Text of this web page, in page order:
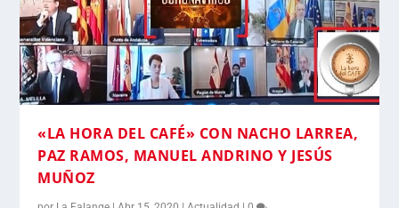
«LA HORA DEL CAFÉ» CON NACHO LARREA,
PAZ RAMOS, MANUEL ANDRINO Y JESÚS
MUÑOZ